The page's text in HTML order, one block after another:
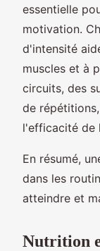
essentielle
motivation.
d'intensité
muscles et à
circuits, des
de
l'efficacité de
En résumé,
dans les
atteindre et
Nutrition